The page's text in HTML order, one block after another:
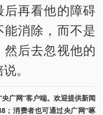
再看他的障碍
消除，而不是
后去忽视他的
。
广网”客户端。欢迎提供新闻
；消费者也可通过央广网“啄